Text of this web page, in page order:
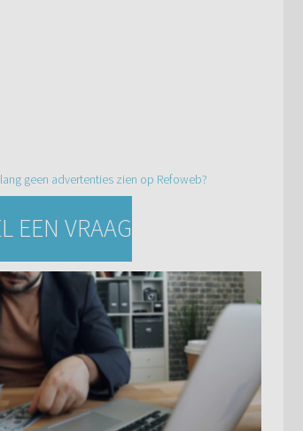
geen advertenties zien op Refoweb?
EEN VRAAG